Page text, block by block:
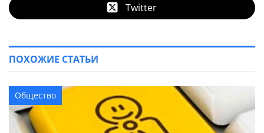
Twitter
ПОХОЖИЕ СТАТЬИ
Общество